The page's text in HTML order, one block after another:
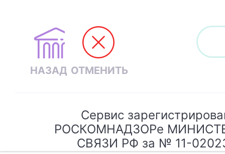
Сервис
РОСКОМНАДЗОРе
СВЯЗИ РФ за № 11-